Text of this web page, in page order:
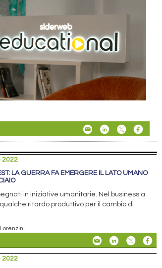
2022
LA GUERRA FA EMERGERE IL LATO UMANO
in iniziative umanitarie. Nel business a
ritardo produttivo per il cambio di
2022